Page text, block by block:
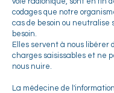
codages que notre
cas de besoin ou neutralise
besoin.
Elles servent à nous libérer
charges saisissables et ne
nous nuire.
La médecine de